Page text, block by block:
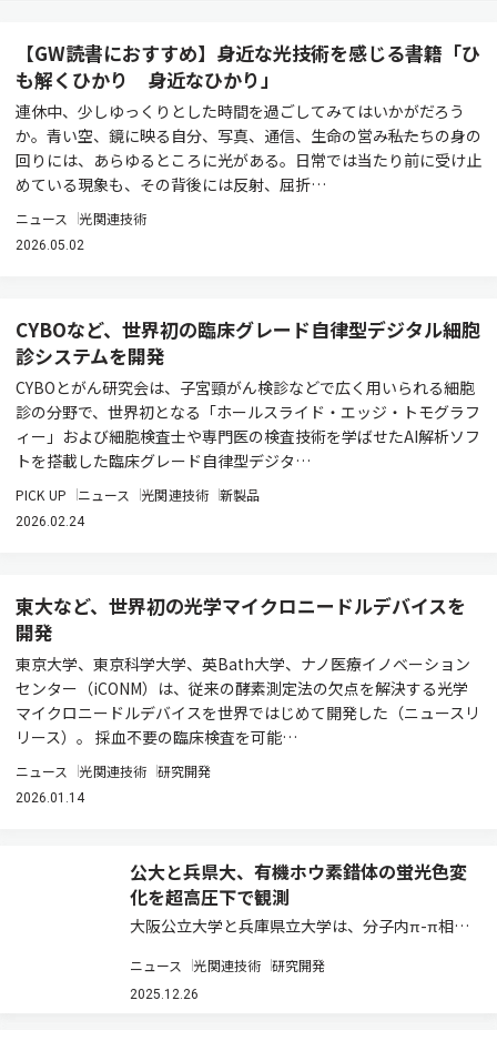
【GW読書におすすめ】身近な光技術を感じる書籍「ひ
も解くひかり 身近なひかり」
連休中、少しゆっくりとした時間を過ごしてみてはいかがだろう
か。青い空、鏡に映る自分、写真、通信、生命の営み――私たちの身の
回りには、あらゆるところに光がある。日常では当たり前に受け止
めている現象も、その背後には反射、屈折…
ニュース 光関連技術
2026.05.02
CYBOなど、世界初の臨床グレード自律型デジタル細胞
診システムを開発
CYBOとがん研究会は、子宮頸がん検診などで広く用いられる細胞
診の分野で、世界初となる「ホールスライド・エッジ・トモグラフ
ィー」および細胞検査士や専門医の検査技術を学ばせたAI解析ソフ
トを搭載した臨床グレード自律型デジタ…
PICK UP ニュース 光関連技術 新製品
2026.02.24
東大など、世界初の光学マイクロニードルデバイスを
開発
東京大学、東京科学大学、英Bath大学、ナノ医療イノベーション
センター（iCONM）は、従来の酵素測定法の欠点を解決する光学
マイクロニードルデバイスを世界ではじめて開発した（ニュースリ
リース）。 採血不要の臨床検査を可能…
ニュース 光関連技術 研究開発
2026.01.14
公大と兵県大、有機ホウ素錯体の蛍光色変
化を超高圧下で観測
大阪公立大学と兵庫県立大学は、分子内π-π相互
（PFC）に与える影響を調べるため、シクロファ
ン部位をもつ有機ホウ素錯体pCPHとpCP-iPrの
ニュース 光関連技術 研究開発
2025.12.26